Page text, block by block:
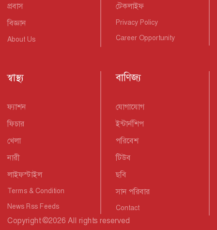
প্রবাস
বিজ্ঞান
About Us
টেকলাইফ
Privacy Policy
Career Opportunity
স্বাস্থ্য
ফ্যাশন
ফিচার
খেলা
নারী
লাইফস্টাইল
Terms & Condition
News Rss Feeds
বাণিজ্য
যোগাযোগ
ইন্টার্নশিপ
পরিবেশ
টিউব
ছবি
সান পরিবার
Contact
Copyright©2026 All rights reserved